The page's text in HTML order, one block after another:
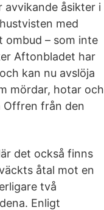
avvikande åsikter i
med
ombud – som inte
Aftonbladet har
kan nu avslöja
mördar, hotar och
Offren från den
det också finns
åtal mot en
två
Enligt